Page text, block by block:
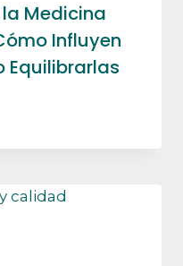
la Medicina
Influyen
Equilibrarlas